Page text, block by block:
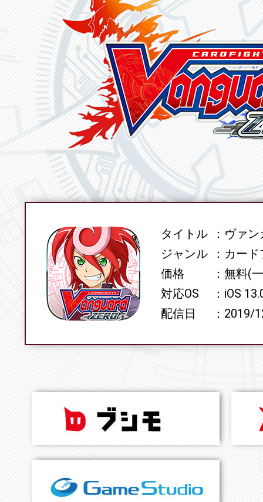
SPECタイトル
ヴァン
ジャンル
カード
価格
無料(
対応OS
iOS
配信日
2019/